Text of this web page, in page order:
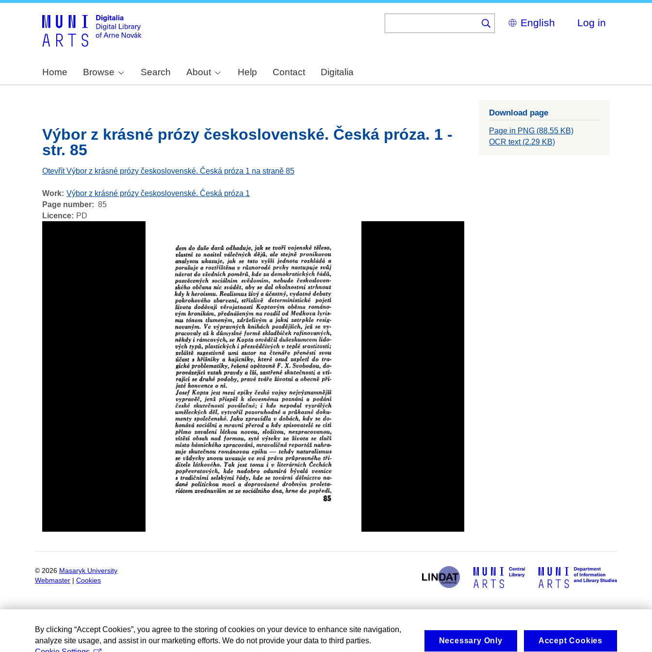
Select
your
Log in
Home Browse Search About Help Contact Digitalia
Výbor z krásné prózy československé. Česká próza. 1 -
str. 85
Otevřít Výbor z krásné prózy československé. Česká próza 1 na straně 85
Work Výbor z krásné prózy československé. Česká próza 1
Page number
85
Licence
PD
Download page
Page in PNG (88.55 KB)
OCR text (2.29 KB)
© 2026 Masaryk University
Webmaster
Cookies
By clicking “Accept Cookies”, you agree to the storing of cookies on your device to enhance site navigation,
analyze site usage, and assist in our marketing efforts. We do not provide your data to third parties.
Necessary Only Accept Cookies